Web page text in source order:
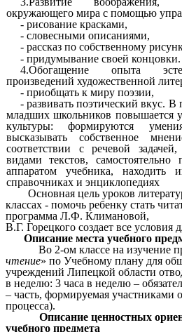
окружающего мира с помощью
- рисование красками,
- словесными описаниями,
- рассказ по собственному
- придумывание своей концовки.
4.Обогащение опыта
произведений художественной
- приобщать к миру поэзии,
- развивать поэтический вкус. В
младших школьников повышается
культуры: формируются
высказывать собственное
соответствии с речевой
видами текстов, самостоятельно
аппаратом учебника, находить
справочниках и энциклопедиях
Основная цель уроков
классах - помочь ребенку стать
программа Л.Ф. Климановой,
В.Г. Горецкого создает все условия
Описание места учебного
Во 2-ом классе на изучение
чтение» по Учебному плану для
учреждений Липецкой области
в неделю: 3 часа в неделю –
– часть, формируемая участниками
процесса).
Описание ценностных
учебного предмета